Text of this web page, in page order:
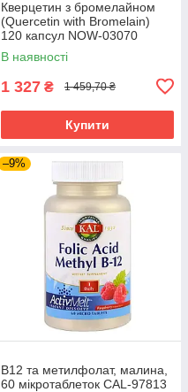
Кверцетин з бромелайном
(Quercetin with Bromelain)
120 капсул NOW-03070
В наявності
1 327 ₴ 1 459,70 ₴
Купити
–9%
В12 та метилфолат, малина,
60 мікротаблеток CAL-97813